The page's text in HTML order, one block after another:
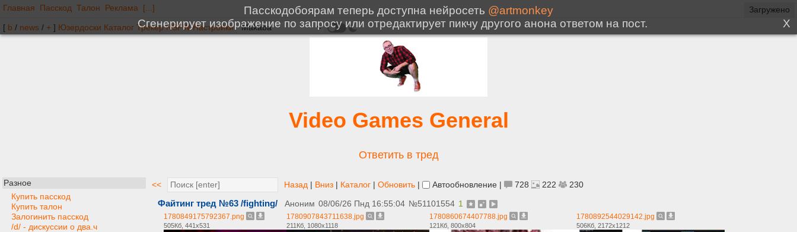
Главная Пасскод Талон Реклама [...]
[ b / news / + ] Юзердоски Каталог Трекер NSFW Настройки
Video Games General
Ответить в тред
Разное
Купить пасскод
Купить талон
Залогинить пасскод
/d/ - дискуссии о два.ч
<< Назад | Вниз | Каталог | Обновить | Автообновление | 728 222 230
Файтинг тред №63 /fighting/ Аноним 08/06/26 Пнд 16:55:04 №51101554 1
1780849175792367.png
505Кб, 441x531
1780907843711638.jpg
211Кб, 1080x1118
1780860674407788.jpg
121Кб, 800x804
1780892544029142.jpg
506Кб, 2172x1212